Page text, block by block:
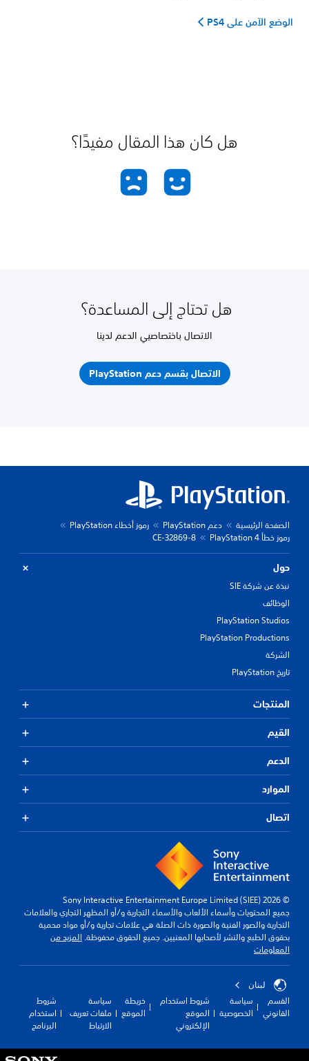
الوضع الآمن على PS4
هل كان هذا المقال مفيدًا؟
هل تحتاج إلى المساعدة؟
الاتصال باختصاصيي الدعم لدينا
الاتصال بقسم دعم PlayStation
الصفحة الرئيسية دعم PlayStation
رموز أخطاء PlayStation
رموز خطأ PlayStation 4
CE-32869-8
حول
نبذة عن شركة SIE
الوظائف
PlayStation Studios
PlayStation Productions
الشركة
تاريخ PlayStation
المنتجات
القيم
الدعم
الموارد
اتصال
© 2026 Sony Interactive Entertainment Europe Limited (SIEE)
جميع المحتويات وأسماء الألعاب والأسماء التجارية و/أو المظهر التجاري والعلامات
التجارية والصور الفنية والصورة ذات الصلة هي علامات تجارية و/أو مواد محمية
بحقوق الطبع والنشر لأصحابها المعنيين. جميع الحقوق محفوظة. المزيد من
المعلومات
لبنان
القسم
القانوني
سياسة
الخصوصية
شروط استخدام
الموقع
الإلكتروني
خريطة
الموقع
سياسة
ملفات تعريف
الارتباط
شروط
استخدام
البرنامج